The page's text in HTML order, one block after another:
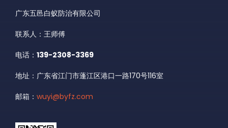
广东五邑白蚁防治有限公司
联系人：王师傅
电话： 139-2308-3369
地址：广东省江门市蓬江区港口一路170号116室
邮箱： wuyi@byfz.com